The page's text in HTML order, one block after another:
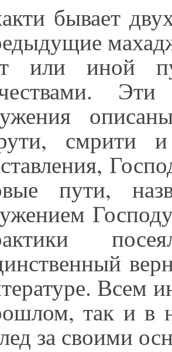
бывает
или иной
Эти
смрити и
пути,
Всем
так и в
за своими